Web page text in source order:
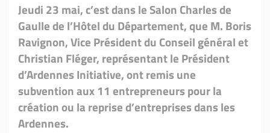
Jeudi 23 mai, c’est dans le Salon Charles de
Gaulle de l’Hôtel du Département, que M. Boris
Ravignon, Vice Président du Conseil général et
Christian Fléger, représentant le Président
d’Ardennes Initiative, ont remis une
subvention aux 11 entrepreneurs pour la
création ou la reprise d’entreprises dans les
Ardennes.